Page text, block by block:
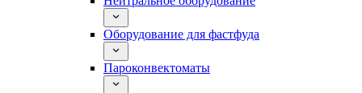
Оборудование для фастфуда
Пароконвектоматы